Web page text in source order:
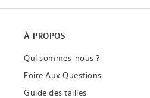
À PROPOS
Qui sommes-nous ?
Foire Aux Questions
Guide des tailles